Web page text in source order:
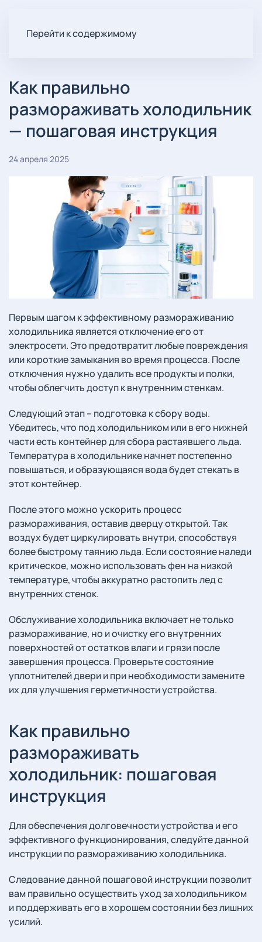
Перейти к содержимому
Как правильно
размораживать холодильник
— пошаговая инструкция
24 апреля 2025
Первым шагом к эффективному размораживанию
холодильника является отключение его от
электросети. Это предотвратит любые повреждения
или короткие замыкания во время процесса. После
отключения нужно удалить все продукты и полки,
чтобы облегчить доступ к внутренним стенкам.
Следующий этап – подготовка к сбору воды.
Убедитесь, что под холодильником или в его нижней
части есть контейнер для сбора растаявшего льда.
Температура в холодильнике начнет постепенно
повышаться, и образующаяся вода будет стекать в
этот контейнер.
После этого можно ускорить процесс
размораживания, оставив дверцу открытой. Так
воздух будет циркулировать внутри, способствуя
более быстрому таянию льда. Если состояние наледи
критическое, можно использовать фен на низкой
температуре, чтобы аккуратно растопить лед с
внутренних стенок.
Обслуживание холодильника включает не только
размораживание, но и очистку его внутренних
поверхностей от остатков влаги и грязи после
завершения процесса. Проверьте состояние
уплотнителей двери и при необходимости замените
их для улучшения герметичности устройства.
Как правильно
размораживать
холодильник: пошаговая
инструкция
Для обеспечения долговечности устройства и его
эффективного функционирования, следуйте данной
инструкции по размораживанию холодильника.
Следование данной пошаговой инструкции позволит
вам правильно осуществить уход за холодильником
и поддерживать его в хорошем состоянии без лишних
усилий.